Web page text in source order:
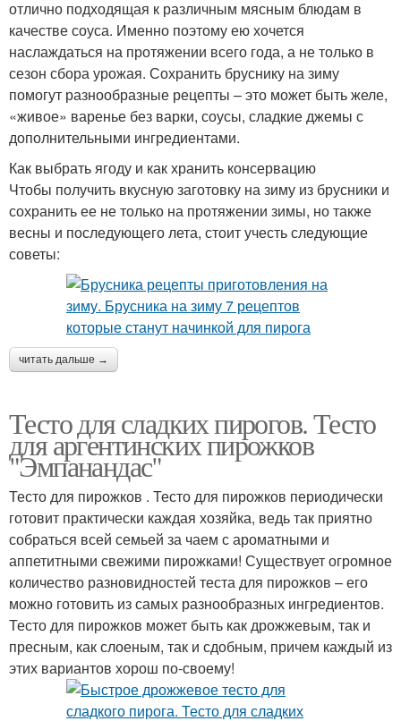
отлично подходящая к различным мясным блюдам в
качестве соуса. Именно поэтому ею хочется
наслаждаться на протяжении всего года, а не только в
сезон сбора урожая. Сохранить бруснику на зиму
помогут разнообразные рецепты – это может быть желе,
«живое» варенье без варки, соусы, сладкие джемы с
дополнительными ингредиентами.
Как выбрать ягоду и как хранить консервацию
Чтобы получить вкусную заготовку на зиму из брусники и
сохранить ее не только на протяжении зимы, но также
весны и последующего лета, стоит учесть следующие
советы:
читать дальше →
Тесто для сладких пирогов. Тесто
для аргентинских пирожков
"Эмпанандас"
Тесто для пирожков . Тесто для пирожков периодически
готовит практически каждая хозяйка, ведь так приятно
собраться всей семьей за чаем с ароматными и
аппетитными свежими пирожками! Существует огромное
количество разновидностей теста для пирожков – его
можно готовить из самых разнообразных ингредиентов.
Тесто для пирожков может быть как дрожжевым, так и
пресным, как слоеным, так и сдобным, причем каждый из
этих вариантов хорош по-своему!